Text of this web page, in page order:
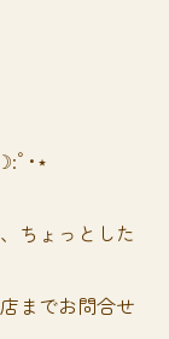
ﾟ･⋆
ちょっとした
までお問合せ